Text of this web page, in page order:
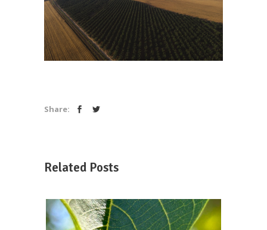
Share:
Related Posts